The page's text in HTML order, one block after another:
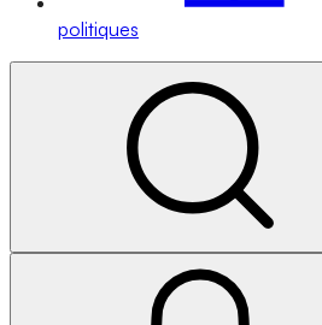
politiques